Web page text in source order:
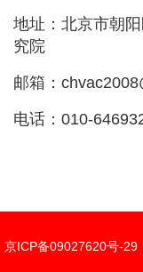
地址：北京市朝
究院
邮箱：
电话：010-
京ICP备09027620号-29